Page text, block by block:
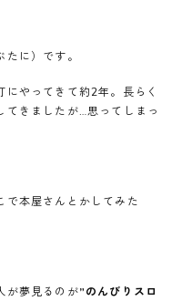
に）です。
やってきて約2年。長らく
てきましたが…思ってしまっ
で本屋さんとかしてみた
が夢見るのが”のんびりスロ